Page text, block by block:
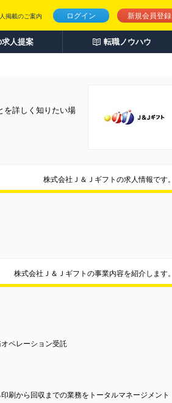
ログイン 新規会員登録
掲載のご案内
人提案 転職ノウハウ
を詳しく知りたい場
株式会社Ｊ＆Ｊギフトの求人情報です。
株式会社Ｊ＆Ｊギフトの事業内容を紹介します。
ペレーション受託
刷から回収までの業務をトータルマネージメント